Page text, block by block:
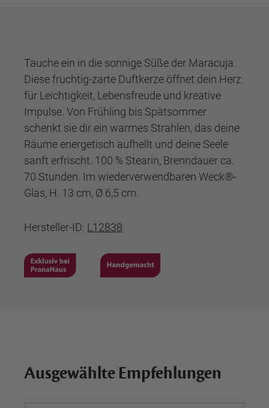
Tauche ein in die sonnige Süße der Maracuja.
Diese fruchtig-zarte Duftkerze öffnet dein Herz
für Leichtigkeit, Lebensfreude und kreative
Impulse. Von Frühling bis Spätsommer
schenkt sie dir ein warmes Strahlen, das deine
Räume energetisch aufhellt und deine Seele
sanft erfrischt. 100 % Stearin, Brenndauer ca.
70 Stunden. Im wiederverwendbaren Weck®-
Glas, H. 13 cm, Ø 6,5 cm.
Hersteller-ID: L12838
Ausgewählte Empfehlungen